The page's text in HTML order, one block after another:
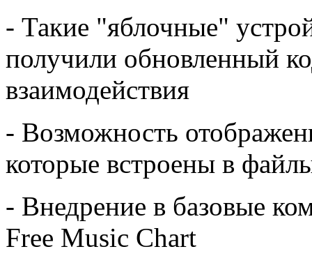
- Такие "яблочные"
получили обновленный
взаимодействия
- Возможность
которые встроены в
- Внедрение в базовые
Free Music Chart